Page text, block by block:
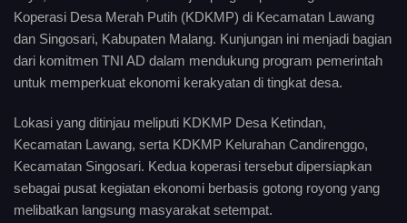
Koperasi Desa Merah Putih (KDKMP) di Kecamatan Lawang
dan Singosari, Kabupaten Malang. Kunjungan ini menjadi bagian
dari komitmen TNI AD dalam mendukung program pemerintah
untuk memperkuat ekonomi kerakyatan di tingkat desa.
Lokasi yang ditinjau meliputi KDKMP Desa Ketindan,
Kecamatan Lawang, serta KDKMP Kelurahan Candirenggo,
Kecamatan Singosari. Kedua koperasi tersebut dipersiapkan
sebagai pusat kegiatan ekonomi berbasis gotong royong yang
melibatkan langsung masyarakat setempat.